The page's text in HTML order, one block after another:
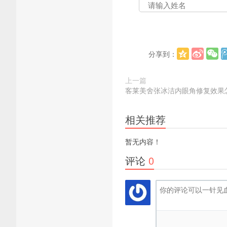
分享到：
上一篇
客莱美舍张冰洁内眼角修复效果
相关推荐
暂无内容！
评论 0